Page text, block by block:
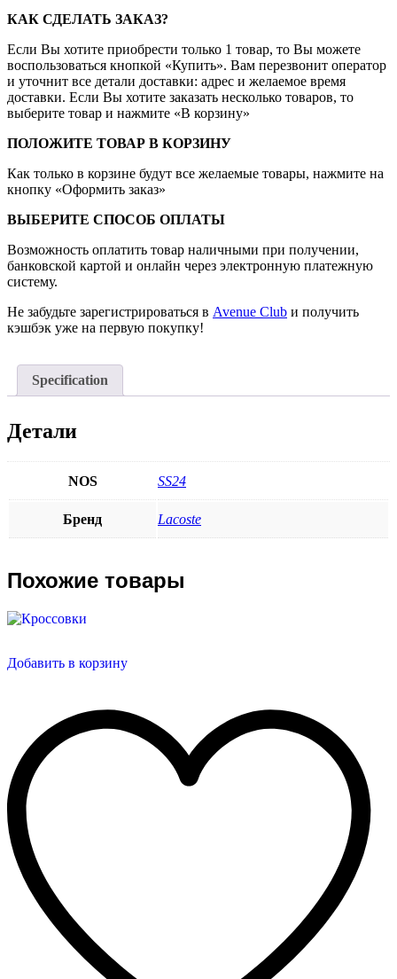
КАК СДЕЛАТЬ ЗАКАЗ?
Если Вы хотите приобрести только 1 товар, то Вы можете
воспользоваться кнопкой «Купить». Вам перезвонит оператор
и уточнит все детали доставки: адрес и желаемое время
доставки. Если Вы хотите заказать несколько товаров, то
выберите товар и нажмите «В корзину»
ПОЛОЖИТЕ ТОВАР В КОРЗИНУ
Как только в корзине будут все желаемые товары, нажмите на
кнопку «Оформить заказ»
ВЫБЕРИТЕ СПОСОБ ОПЛАТЫ
Возможность оплатить товар наличными при получении,
банковской картой и онлайн через электронную платежную
систему.
Не забудьте зарегистрироваться в Avenue Club и получить
кэшбэк уже на первую покупку!
Specification
Детали
NOS SS24
Бренд Lacoste
Похожие товары
Добавить в корзину